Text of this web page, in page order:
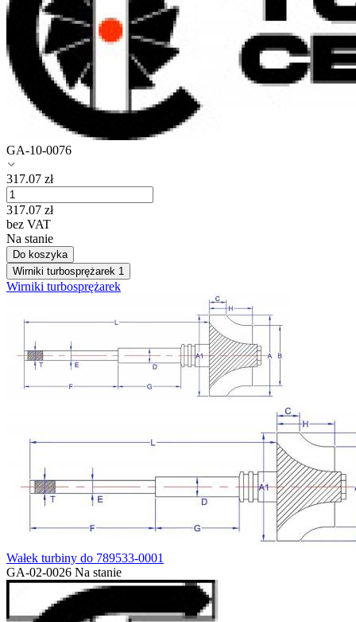
GA-10-0076
317.07 zł
317.07 zł
bez VAT
Na stanie
Do koszyka
Wirniki turbosprężarek 1
Wirniki turbosprężarek
Wałek turbiny do 789533-0001
GA-02-0026 Na stanie